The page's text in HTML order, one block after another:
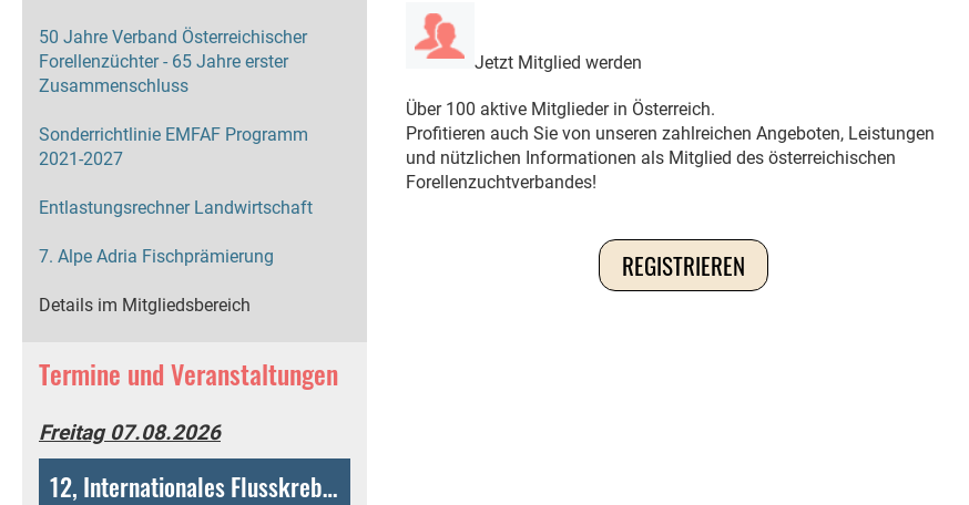
50 Jahre Verband Österreichischer
Forellenzüchter - 65 Jahre erster
Zusammenschluss
Sonderrichtlinie EMFAF Programm
2021-2027
Entlastungsrechner Landwirtschaft
7. Alpe Adria Fischprämierung
Details im Mitgliedsbereich
Termine und Veranstaltungen
Freitag 07.08.2026
12, Internationales Flusskrebsforum
Jetzt Mitglied werden
Über 100 aktive Mitglieder in Österreich.
Profitieren auch Sie von unseren zahlreichen Angeboten, Leistungen
und nützlichen Informationen als Mitglied des österreichischen
Forellenzuchtverbandes!
REGISTRIEREN